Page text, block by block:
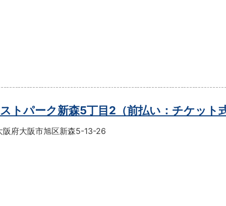
ストパーク新森5丁目2（前払い：チケット
阪府大阪市旭区新森5-13-26